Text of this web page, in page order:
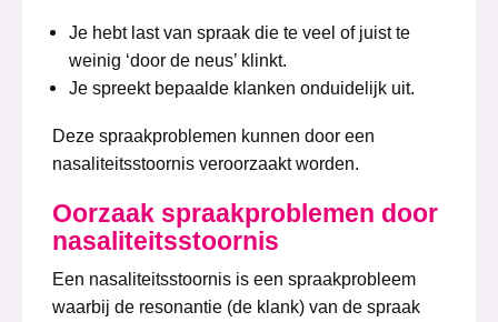
Je hebt last van spraak die te veel of juist te
weinig ‘door de neus’ klinkt.
Je spreekt bepaalde klanken onduidelijk uit.
Deze spraakproblemen kunnen door een
nasaliteitsstoornis veroorzaakt worden.
Oorzaak spraakproblemen door
nasaliteitsstoornis
Een nasaliteitsstoornis is een spraakprobleem
waarbij de resonantie (de klank) van de spraak